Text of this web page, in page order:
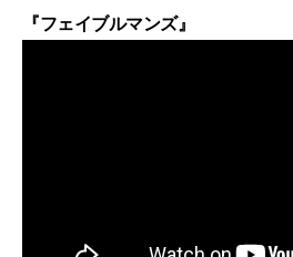
『フェイブルマンズ』